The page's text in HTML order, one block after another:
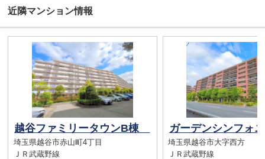
近隣マンション情報
越谷ファミリータウンB棟
埼玉県越谷市赤山町4丁目
ＪＲ武蔵野線
埼玉県越谷市大字西方
ＪＲ武蔵野線